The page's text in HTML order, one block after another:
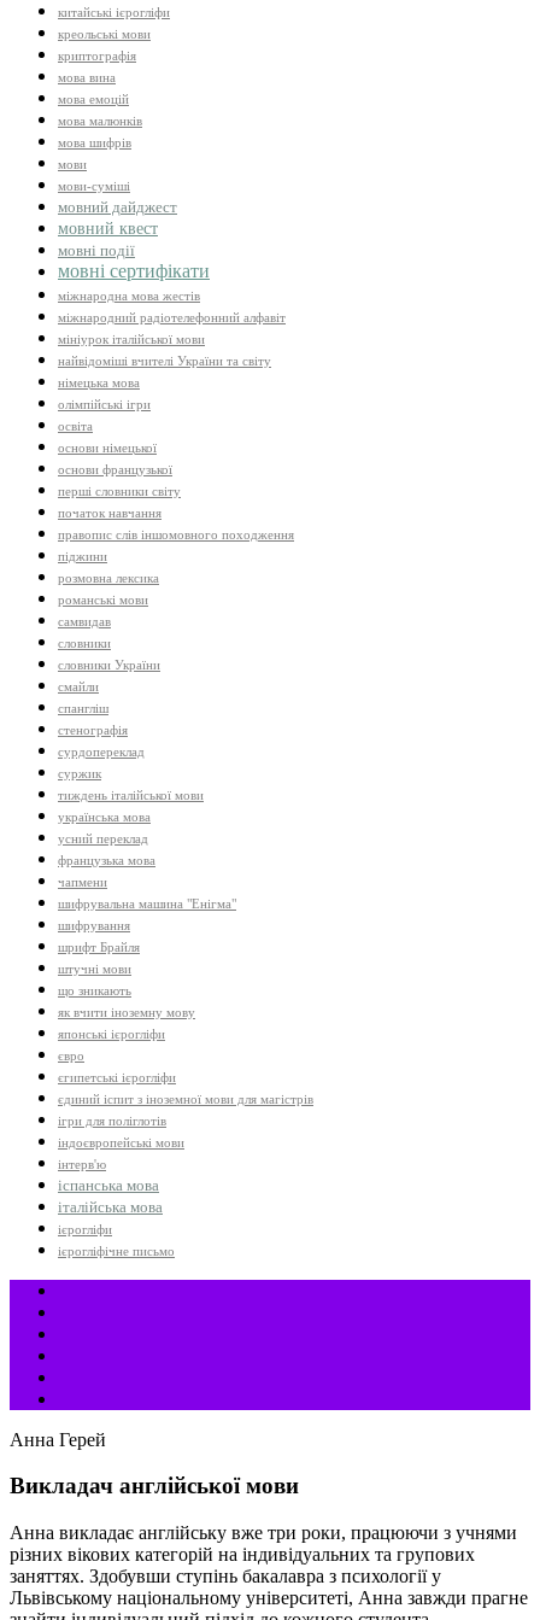
китайські ієрогліфи
креольські мови
криптографія
мова вина
мова емоцій
мова малюнків
мова шифрів
мови
мови-суміші
мовний дайджест
мовний квест
мовні події
мовні сертифікати
міжнародна мова жестів
міжнародний радіотелефонний алфавіт
мініурок італійської мови
найвідоміші вчителі України та світу
німецька мова
олімпійські ігри
освіта
основи німецької
основи французької
перші словники світу
початок навчання
правопис слів іншомовного походження
піджини
розмовна лексика
романські мови
самвидав
словники
словники України
смайли
спангліш
стенографія
сурдопереклад
суржик
тиждень італійської мови
українська мова
усний переклад
французька мова
чапмени
шифрувальна машина "Енігма"
шифрування
шрифт Брайля
штучні мови
що зникають
як вчити іноземну мову
японські ієрогліфи
євро
єгипетські ієрогліфи
єдиний іспит з іноземної мови для магістрів
ігри для поліглотів
індоєвропейські мови
інтерв'ю
іспанська мова
італійська мова
ієрогліфи
ієрогліфічне письмо
Анна Герей
Викладач англійської мови
Анна викладає англійську вже три роки, працюючи з учнями
різних вікових категорій на індивідуальних та групових
заняттях. Здобувши ступінь бакалавра з психології у
Львівському національному університеті, Анна завжди прагне